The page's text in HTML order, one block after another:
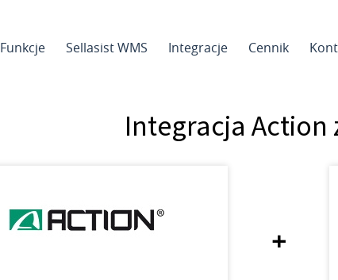
Funkcje Sellasist WMS Integracje Cennik
Integracja Action
+